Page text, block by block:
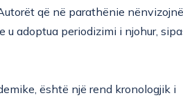
që në parathënie
adoptua periodizimi i njohur,
është një rend kronologjik i